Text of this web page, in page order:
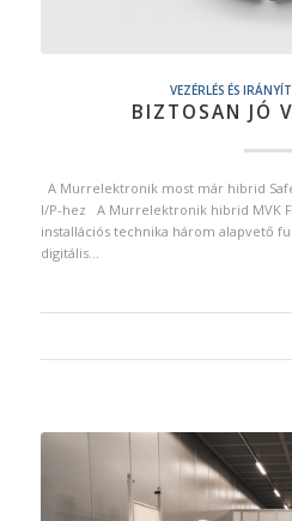
VEZÉRLÉS ÉS
BIZTOSAN JÓ
A Murrelektronik most már hibrid
I/P-hez A Murrelektronik hibrid MVK
installációs technika három alapvető
digitális…